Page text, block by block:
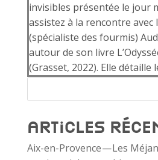
invisibles présentée le jour
assistez à la rencontre avec
(spécialiste des fourmis)
autour de son livre
(Grasset, 2022). Elle détaille
Articles
Aix-​en-​Provence — Les